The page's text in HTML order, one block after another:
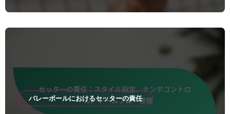
バレーボールにおけるセッターの責任